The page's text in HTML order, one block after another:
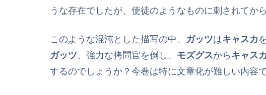
うな存在でしたが、使徒のようなものに刺されてか
このような混沌とした描写の中、 ガッツはキャスカ
ガッツ、強力な拷問官を倒し、 モズグスから キャスカ
するのでしょうか？今巻は特に文章化が難しい内容で